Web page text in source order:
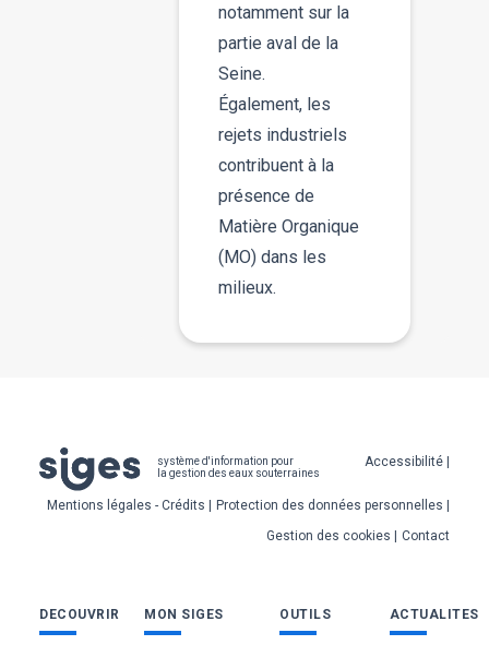
notamment sur la
partie aval de la
Seine.
Également, les
rejets industriels
contribuent à la
présence de
Matière Organique
(MO) dans les
milieux.
système d'information pour
la gestion des eaux souterraines
Pied
de
page
Accessibilité
Mentions légales - Crédits
Protection des données personnelles
Gestion des cookies
Contact
Bas
DECOUVRIR MON SIGES OUTILS ACTUALITES